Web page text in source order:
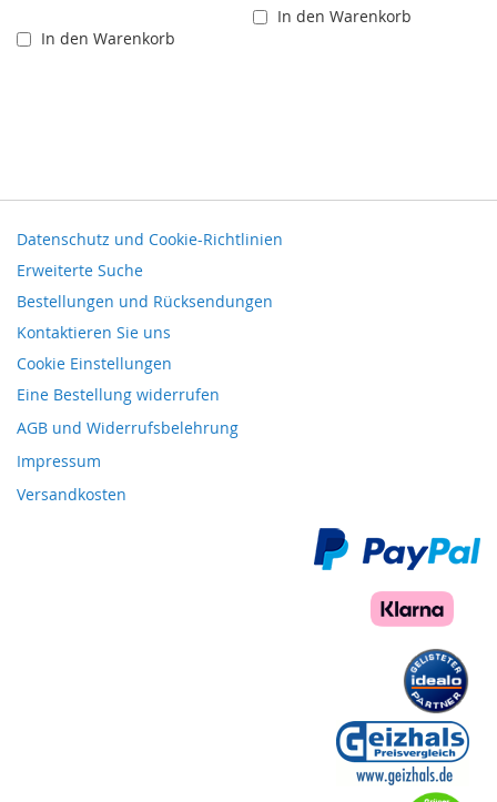
In den Warenkorb
In den Warenkorb
Datenschutz und Cookie-Richtlinien
Erweiterte Suche
Bestellungen und Rücksendungen
Kontaktieren Sie uns
Cookie Einstellungen
Eine Bestellung widerrufen
AGB und Widerrufsbelehrung
Impressum
Versandkosten